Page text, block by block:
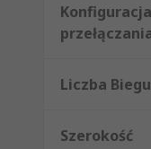
Liczba
Szerokość